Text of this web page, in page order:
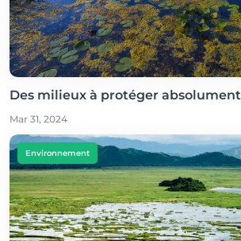
Des milieux à protéger absolument
Mar 31, 2024
Environnement